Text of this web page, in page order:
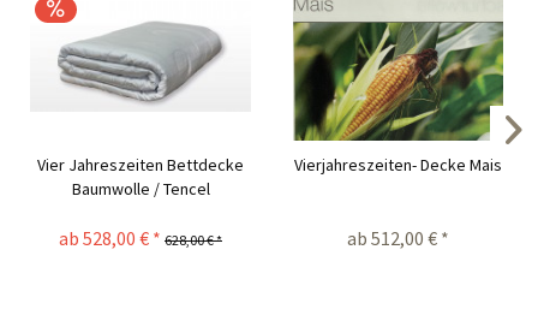
Vier Jahreszeiten Bettdecke
Baumwolle / Tencel
ab 528,00 € * 628,00 € *
Vierjahreszeiten- Decke Mais
ab 512,00 € *